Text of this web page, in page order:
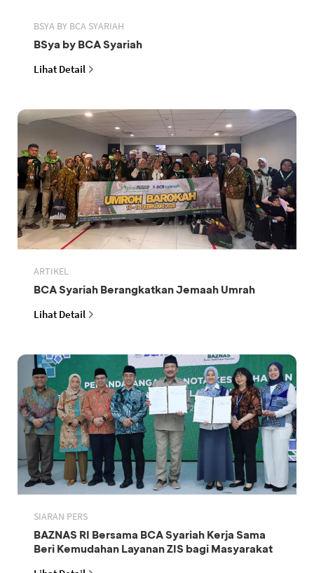
BSYA BY BCA SYARIAH
BSya by BCA Syariah
Lihat Detail
ARTIKEL
BCA Syariah Berangkatkan Jemaah Umrah
Lihat Detail
SIARAN PERS
BAZNAS RI Bersama BCA Syariah Kerja Sama
Beri Kemudahan Layanan ZIS bagi Masyarakat